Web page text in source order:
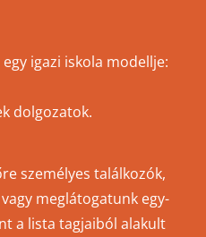
igazi iskola modellje:
dolgozatok.
személyes találkozók,
meglátogatunk egy-
a lista tagjaiból alakult